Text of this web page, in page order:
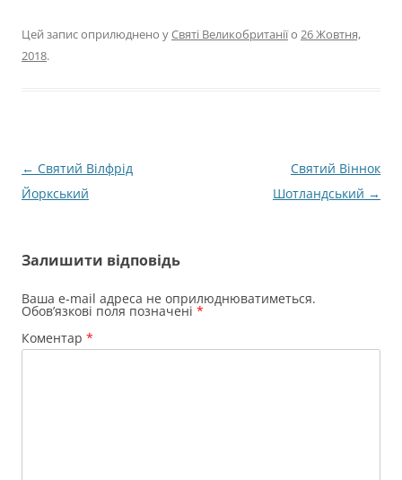
Цей запис оприлюднено уСвяті Великобританіїо 26 Жовтня,
2018.
Навігація
по
← Святий Вілфрід
Йоркський
Святий Віннок
Шотландський →
Залишити відповідь
Ваша e-mail адреса не оприлюднюватиметься.
Обов’язкові поля позначені *
Коментар *